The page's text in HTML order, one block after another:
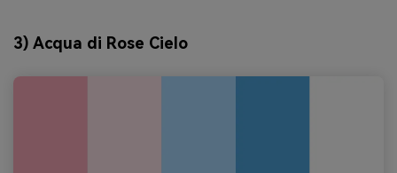
3) Acqua di Rose Cielo